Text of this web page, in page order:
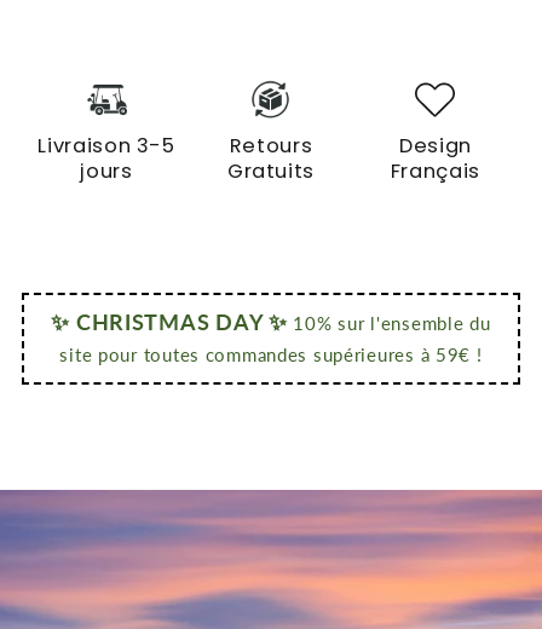
Livraison 3-5
jours
Retours
Gratuits
Design
Français
✨ CHRISTMAS DAY ✨ 10% sur l'ensemble du
site pour toutes commandes supérieures à 59€ !